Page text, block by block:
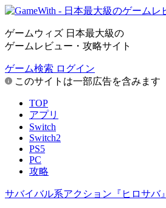
ゲームウィズ 日本最大級の
ゲームレビュー・攻略サイト
ゲーム検索 ログイン
このサイトは一部広告を含みます
TOP
アプリ
Switch
Switch2
PS5
PC
攻略
サバイバル系アクション『ヒロサバ